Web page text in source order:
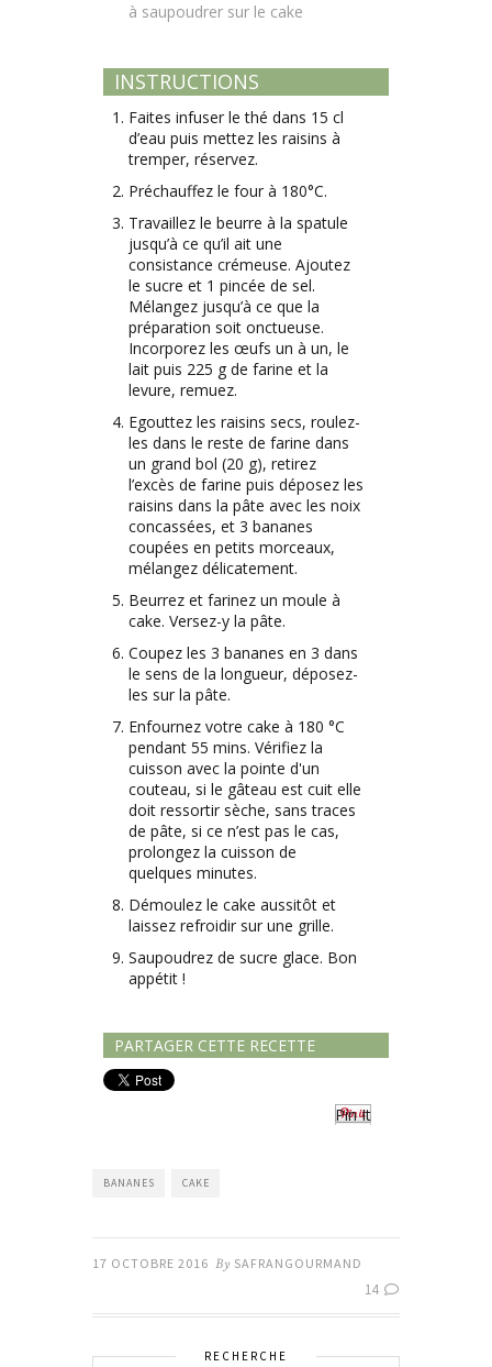
à saupoudrer sur le cake
INSTRUCTIONS
Faites infuser le thé dans 15 cl
d’eau puis mettez les raisins à
tremper, réservez.
Préchauffez le four à 180°C.
Travaillez le beurre à la spatule
jusqu’à ce qu’il ait une
consistance crémeuse. Ajoutez
le sucre et 1 pincée de sel.
Mélangez jusqu’à ce que la
préparation soit onctueuse.
Incorporez les œufs un à un, le
lait puis 225 g de farine et la
levure, remuez.
Egouttez les raisins secs, roulez-
les dans le reste de farine dans
un grand bol (20 g), retirez
l’excès de farine puis déposez les
raisins dans la pâte avec les noix
concassées, et 3 bananes
coupées en petits morceaux,
mélangez délicatement.
Beurrez et farinez un moule à
cake. Versez-y la pâte.
Coupez les 3 bananes en 3 dans
le sens de la longueur, déposez-
les sur la pâte.
Enfournez votre cake à 180 °C
pendant 55 mins. Vérifiez la
cuisson avec la pointe d'un
couteau, si le gâteau est cuit elle
doit ressortir sèche, sans traces
de pâte, si ce n’est pas le cas,
prolongez la cuisson de
quelques minutes.
Démoulez le cake aussitôt et
laissez refroidir sur une grille.
Saupoudrez de sucre glace. Bon
appétit !
PARTAGER CETTE RECETTE
Pin It
BANANES CAKE
17 OCTOBRE 2016 By SAFRANGOURMAND
14
RECHERCHE